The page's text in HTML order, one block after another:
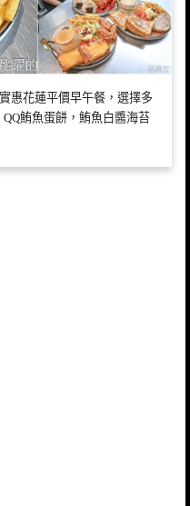
惠花蓮平價早午餐，選擇多
鮪魚蛋餅，鮪魚白醬海苔